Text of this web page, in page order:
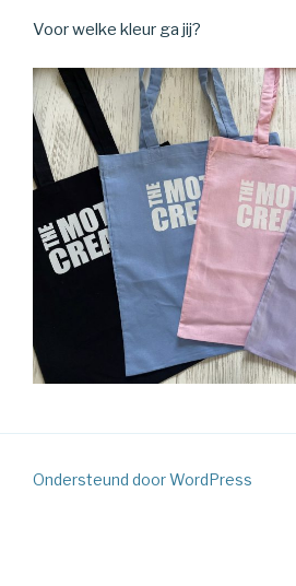
Voor welke kleur ga jij?
Ondersteund door WordPress